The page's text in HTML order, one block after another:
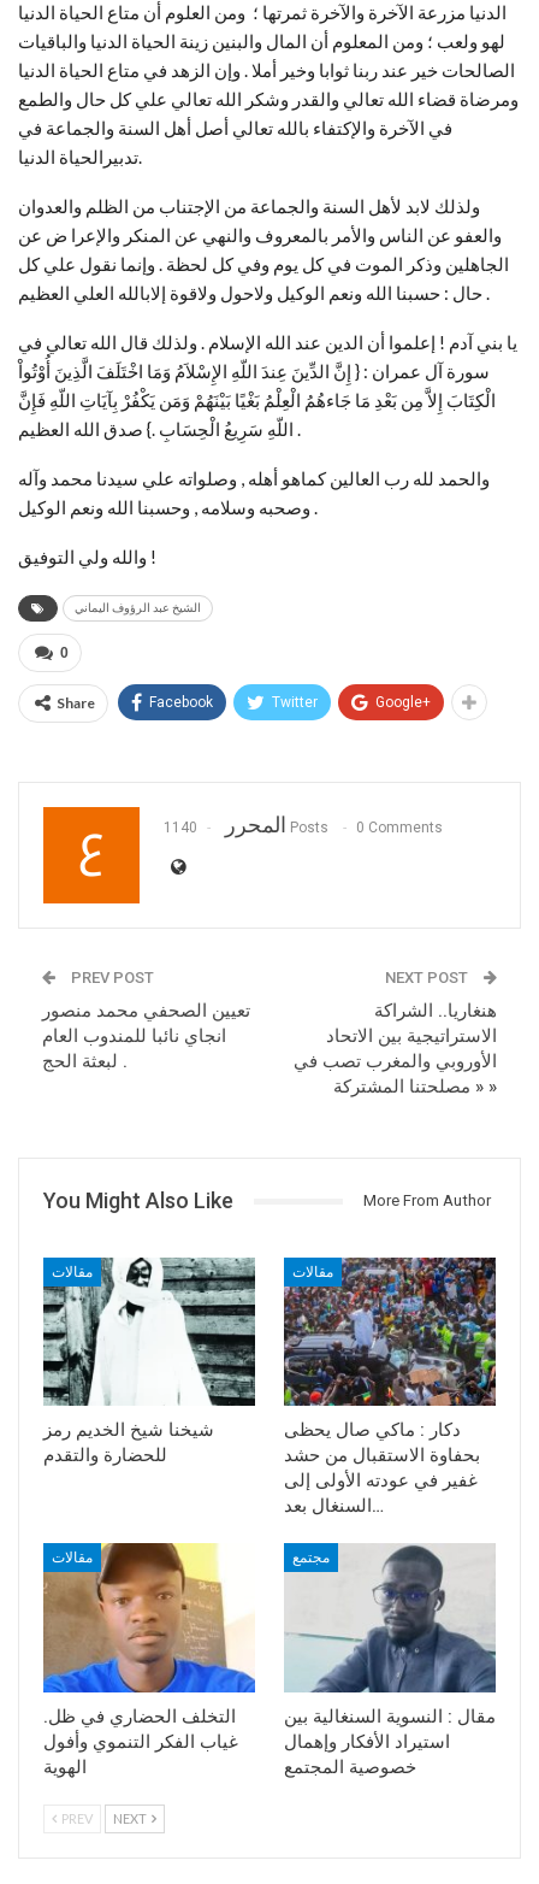
الدنيا مزرعة الآخرة والآخرة ثمرتها ؛ ومن العلوم أن متاع الحياة الدنيا
لهو ولعب ؛ ومن المعلوم أن المال والبنين زينة الحياة الدنيا والباقيات
الصالحات خير عند ربنا ثوابا وخير أملا . وإن الزهد في متاع الحياة الدنيا
ومرضاة قضاء الله تعالي والقدر وشكر الله تعالي علي كل حال والطمع
في الآخرة والإكتفاء بالله تعالي أصل أهل السنة والجماعة في
تدبيرالحياة الدنيا.
ولذلك لابد لأهل السنة والجماعة من الإجتناب من الظلم والعدوان
والعفو عن الناس والأمر بالمعروف والنهي عن المنكر والإعرا ض عن
الجاهلين وذكر الموت في كل يوم وفي كل لحظة . وإنما نقول علي كل
حال : حسبنا الله ونعم الوكيل ولاحول ولاقوة إلابالله العلي العظيم .
يا بني آدم ! إعلموا أن الدين عند الله الإسلام . ولذلك قال الله تعالي في
سورة آل عمران : { إِنَّ الدِّينَ عِندَ اللّهِ الإِسْلاَمُ وَمَا اخْتَلَفَ الَّذِينَ أُوْتُواْ
الْكِتَابَ إِلاَّ مِن بَعْدِ مَا جَاءهُمُ الْعِلْمُ بَغْيًا بَيْنَهُمْ وَمَن يَكْفُرْ بِآيَاتِ اللّهِ فَإِنَّ
اللّهِ سَرِيعُ الْحِسَابِ .} صدق الله العظيم .
وصحبه وسلامه , وحسبنا الله ونعم الوكيل .
‎والله ولي التوفيق !
الشيخ عبد الرؤوف اليماني
0
Share Facebook Twitter Google+
المحرر 1140 Posts 0 Comments
PREV POST
تعيين الصحفي محمد منصور
انجاي نائبا للمندوب العام
لبعثة الحج .
NEXT POST
هنغاريا.. الشراكة
الاستراتيجية بين الاتحاد
الأوروبي والمغرب تصب في
« مصلحتنا المشتركة »
You Might Also Like More From Author
مقالات
شيخنا شيخ الخديم رمز
للحضارة والتقدم
مقالات
دكار : ماكي صال يحظى
بحفاوة الاستقبال من حشد
غفير في عودته الأولى إلى
السنغال بعد…
مقالات
.التخلف الحضاري في ظل
غياب الفكر التنموي وأفول
الهوية
مجتمع
مقال : النسوية السنغالية بين
استيراد الأفكار وإهمال
خصوصية المجتمع
PREV NEXT